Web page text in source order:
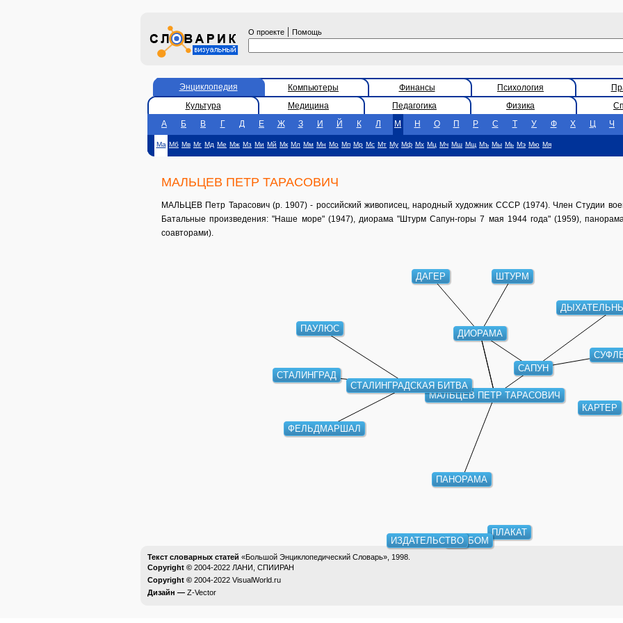
О проекте | Помощь
Энциклопедия Компьютеры Финансы Психология
Культура
Медицина Педагогика Физика
А
Б В Г Д Е Ж З И Й К Л М Н О П Р С Т У Ф Х Ц Ч
Ма Мб Мв Мг Мд Ме Мж Мз Ми Мй Мк Мл Мм Мн Мо Мп Мр Мс Мт Му Мф Мх Мц Мч Мш Мщ Мъ Мы Мь Мэ Мю Мя
МАЛЬЦЕВ ПЕТР ТАРАСОВИЧ
МАЛЬЦЕВ Петр Тарасович (р. 1907) - российский живописец, народный художник СССР (1974). Член Студии
Батальные произведения: "Наше море" (1947), диорама "Штурм Сапун-горы 7 мая 1944 года" (1959),
соавторами).
МАЛЬЦЕВ ПЕТР ТАРАСОВИЧ
СТАЛИНГРАДСКАЯ БИТВА
ДИОРАМА
САПУН
ПАНОРАМА
ПАУЛЮС
СТАЛИНГРАД
ФЕЛЬДМАРШАЛ
ДАГЕР ШТУРМ
КАРТЕР
ПЛАКАТ
АЛЬБОМ
ИЗДАТЕЛЬСТВО
Текст словарных статей «Большой Энциклопедический Словарь», 1998.
Copyright © 2004-2022 ЛАНИ, СПИИРАН
Copyright © 2004-2022 VisualWorld.ru
Дизайн — Z-Vector